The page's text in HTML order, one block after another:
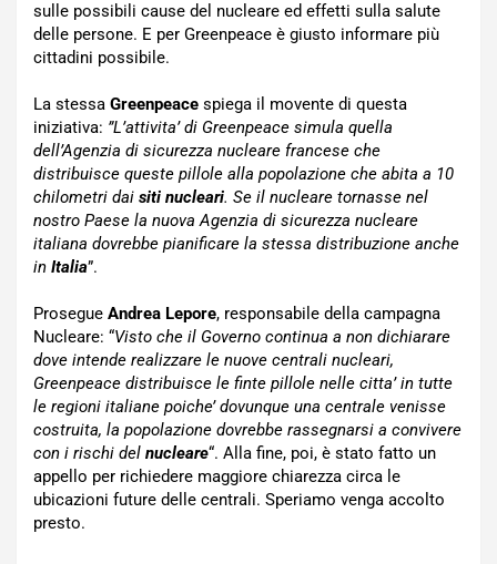
sulle possibili cause del nucleare ed effetti sulla salute
delle persone. E per Greenpeace è giusto informare più
cittadini possibile.
La stessa Greenpeace spiega il movente di questa
iniziativa: ”L’attivita’ di Greenpeace simula quella
dell’Agenzia di sicurezza nucleare francese che
distribuisce queste pillole alla popolazione che abita a 10
chilometri dai siti nucleari. Se il nucleare tornasse nel
nostro Paese la nuova Agenzia di sicurezza nucleare
italiana dovrebbe pianificare la stessa distribuzione anche
in Italia”.
Prosegue Andrea Lepore, responsabile della campagna
Nucleare: “Visto che il Governo continua a non dichiarare
dove intende realizzare le nuove centrali nucleari,
Greenpeace distribuisce le finte pillole nelle citta’ in tutte
le regioni italiane poiche’ dovunque una centrale venisse
costruita, la popolazione dovrebbe rassegnarsi a convivere
con i rischi del nucleare“. Alla fine, poi, è stato fatto un
appello per richiedere maggiore chiarezza circa le
ubicazioni future delle centrali. Speriamo venga accolto
presto.